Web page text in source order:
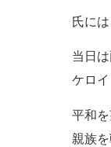
氏には
当日
ケロ
平和
親族